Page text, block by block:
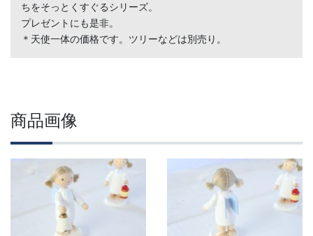
ちをそっとくすぐるシリーズ。
プレゼントにも是非。
＊天使一体の価格です。ツリーなどは別売り。
商品画像